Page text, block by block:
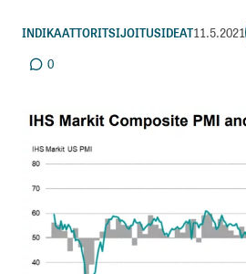
INDIKAATTORITSIJOITUSIDEAT11.5.2021
0